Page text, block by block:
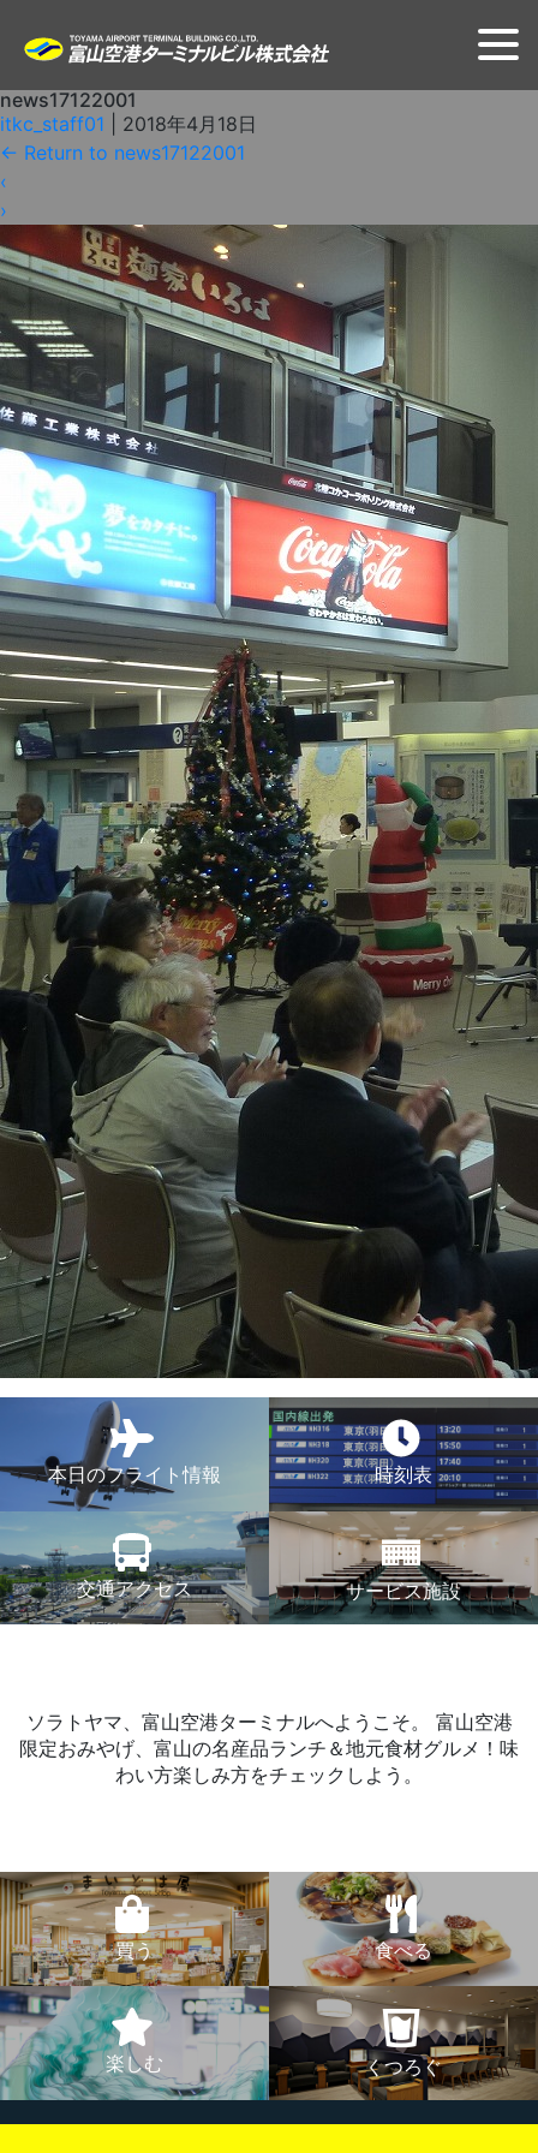
news17122001
itkc_staff01
2018年4月18日
← Return to news17122001
‹
›
本日のフライト情報 時刻表
交通アクセス サービス施設
ソラトヤマ、富山空港ターミナルへようこそ。
富山空港
限定おみやげ、富山の名産品ランチ＆地元食材グルメ！味
わい方楽しみ方をチェックしよう。
買う 食べる
楽しむ くつろぐ